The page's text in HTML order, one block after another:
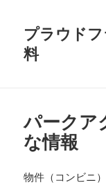
プラウド
料
パークア
な情報
物件（コンビニ